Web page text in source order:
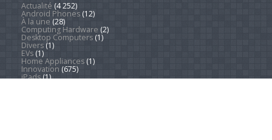
Actualité (4 252)
Android Phones(12)
À la une (28)
Computing Hardware (2)
Desktop Computers(1)
Divers(1)
EVs(1)
Home Appliances(1)
Innovation (675)
iPads(1)